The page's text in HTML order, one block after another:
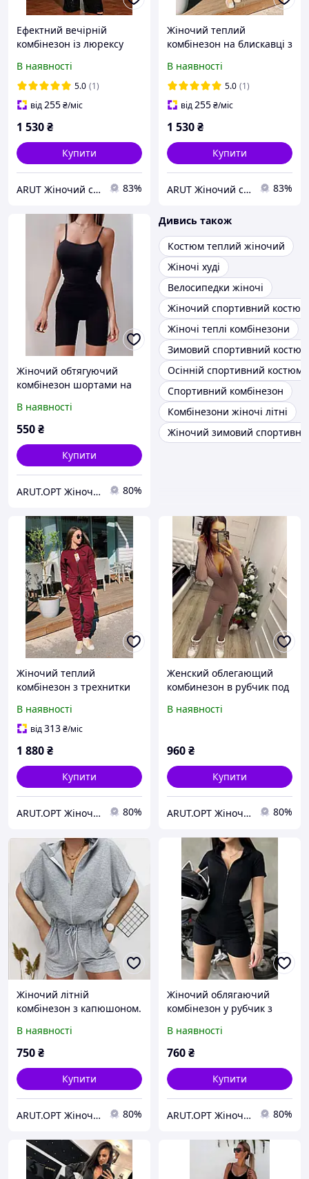
Ефектний вечірній
комбінезон із люрексу
В наявності
5.0 (1)
від255₴/міс
1 530₴
Купити
ARUT Жіночий стильний одяг від українського виробника 83%
Жіночий теплий
комбінезон на блискавці з
В наявності
5.0 (1)
від255₴/міс
1 530₴
Купити
ARUT Жіночий стильний одяг від українського виробника 83%
Жіночий обтягуючий
комбінезон шортами на
В наявності
550₴
Купити
ARUT.OPT Жіночий одяг по низьким цінам 80%
Дивись також
Костюм теплий жіночий
Жіночі худі
Велосипедки жіночі
Жіночий спортивний костюм
Жіночі теплі комбінезони
Зимовий спортивний костюм
Осінній спортивний костюм
Спортивний комбінезон
Комбінезони жіночі літні
Жіночий зимовий
Жіночий теплий
комбінезон з трехнитки
В наявності
від313₴/міс
1 880₴
Купити
ARUT.OPT Жіночий одяг по низьким цінам 80%
Женский облегающий
комбинезон в рубчик под
В наявності
960₴
Купити
ARUT.OPT Жіночий одяг по низьким цінам 80%
Жіночий літній
комбінезон з капюшоном.
В наявності
750₴
Купити
ARUT.OPT Жіночий одяг по низьким цінам 80%
Жіночий облягаючий
комбінезон у рубчик з
В наявності
760₴
Купити
ARUT.OPT Жіночий одяг по низьким цінам 80%